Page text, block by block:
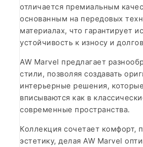
отличается премиальным
основанным на передовых
материалах, что гарантирует
устойчивость к износу и
AW Marvel предлагает
стили, позволяя создавать
интерьерные решения,
вписываются как в
современные пространства.
Коллекция сочетает комфорт,
эстетику, делая AW Marvel